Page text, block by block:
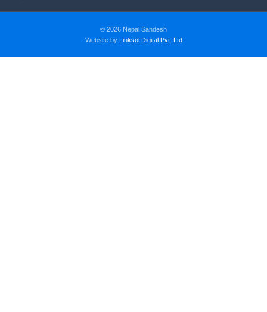
© 2026 Nepal Sandesh
Website by Linksol Digital Pvt. Ltd